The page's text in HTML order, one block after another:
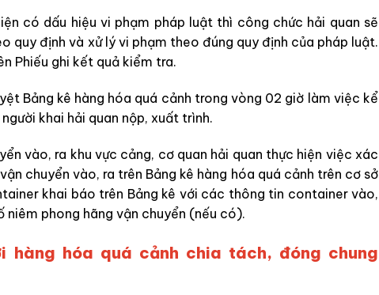
có dấu hiệu vi phạm pháp luật thì công chức hải quan sẽ
quy định và xử lý vi phạm theo đúng quy định của pháp luật.
Phiếu ghi kết quả kiểm tra.
Bảng kê hàng hóa quá cảnh trong vòng 02 giờ làm việc kể
khai hải quan nộp, xuất trình.
vào, ra khu vực cảng, cơ quan hải quan thực hiện việc xác
chuyển vào, ra trên Bảng kê hàng hóa quá cảnh trên cơ sở
khai báo trên Bảng kê với các thông tin container vào,
niêm phong hãng vận chuyển (nếu có).
hàng hóa quá cảnh chia tách, đóng chung